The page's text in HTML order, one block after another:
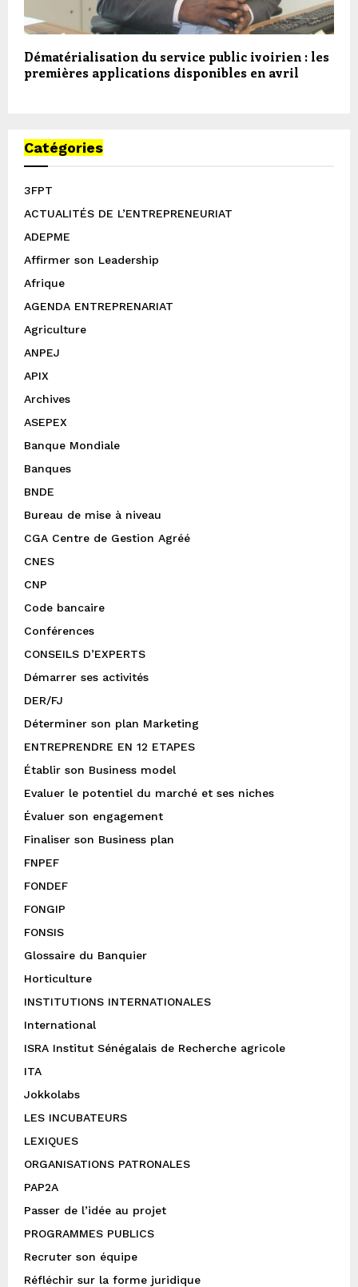
Dématérialisation du service public ivoirien : les
premières applications disponibles en avril
Catégories
3FPT
ACTUALITÉS DE L’ENTREPRENEURIAT
ADEPME
Affirmer son Leadership
Afrique
AGENDA ENTREPRENARIAT
Agriculture
ANPEJ
APIX
Archives
ASEPEX
Banque Mondiale
Banques
BNDE
Bureau de mise à niveau
CGA Centre de Gestion Agréé
CNES
CNP
Code bancaire
Conférences
CONSEILS D’EXPERTS
Démarrer ses activités
DER/FJ
Déterminer son plan Marketing
ENTREPRENDRE EN 12 ETAPES
Établir son Business model
Evaluer le potentiel du marché et ses niches
Évaluer son engagement
Finaliser son Business plan
FNPEF
FONDEF
FONGIP
FONSIS
Glossaire du Banquier
Horticulture
INSTITUTIONS INTERNATIONALES
International
ISRA Institut Sénégalais de Recherche agricole
ITA
Jokkolabs
LES INCUBATEURS
LEXIQUES
ORGANISATIONS PATRONALES
PAP2A
Passer de l’idée au projet
PROGRAMMES PUBLICS
Recruter son équipe
Réfléchir sur la forme juridique